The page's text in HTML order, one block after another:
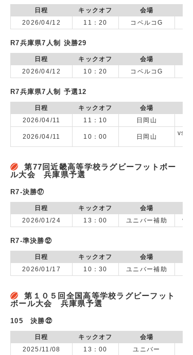
日程 キックオフ
会場
2026/04/12
11：20 コベルコG
R7兵庫県7人制 決勝29
日程 キックオフ
会場
2026/04/12
10：20 コベルコG
R7兵庫県7人制 予選12
日程 キックオフ
会場
2026/04/11
11：10 日岡山
2026/04/11 10：00 日岡山 vs
第77回近畿高等学校ラグビーフットボー
ル大会 兵庫県予選
R7-決勝⑰
日程 キックオフ
会場
2026/01/24
13：00 ユニバー補助 vs
R7-準決勝⑫
日程 キックオフ
会場
2026/01/17
10：30 ユニバー補助
第１０５回全国高等学校ラグビーフット
ボール大会 兵庫県予選
105 決勝㉒
日程 キックオフ
会場
2025/11/08
13：00 ユニバー